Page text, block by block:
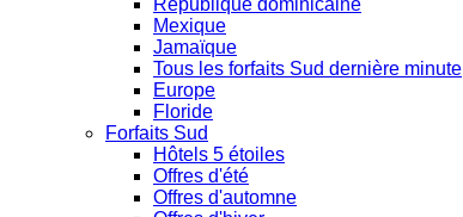
République dominicaine
Mexique
Jamaïque
Tous les forfaits Sud dernière minute
Europe
Floride
Forfaits Sud
Hôtels 5 étoiles
Offres d'été
Offres d'automne